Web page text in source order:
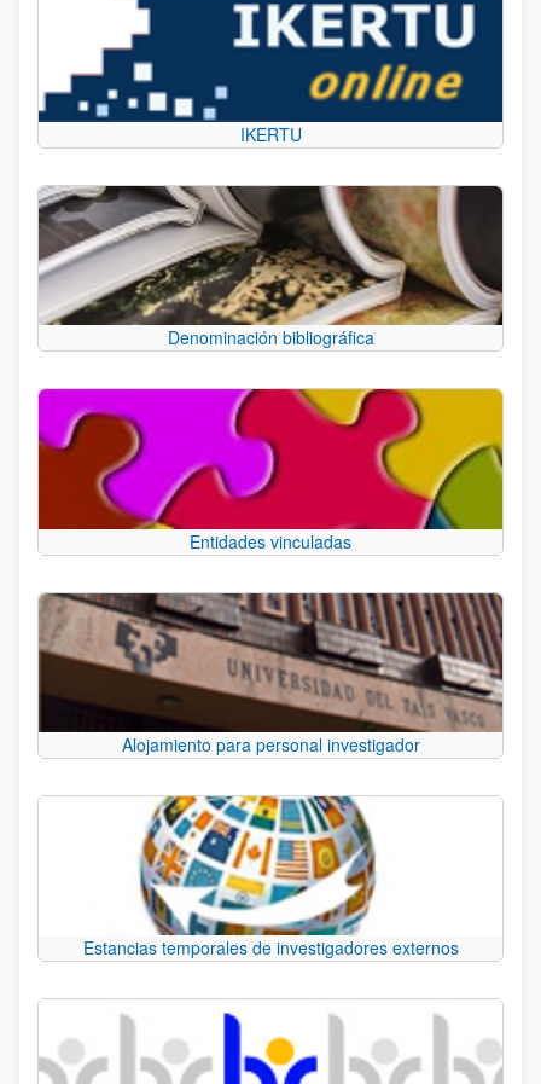
IKERTU
Denominación bibliográfica
Entidades vinculadas
Alojamiento para personal investigador
Estancias temporales de investigadores externos